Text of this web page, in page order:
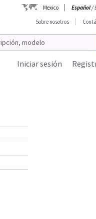
Mexico Español/
Sobre nosotros
Iniciar sesión